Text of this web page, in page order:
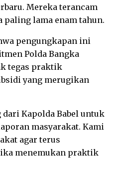
Mereka terancam
paling lama enam tahun.
pengungkapan ini
Polda Bangka
tegas praktik
yang merugikan
Kapolda Babel untuk
masyarakat. Kami
agar terus
menemukan praktik